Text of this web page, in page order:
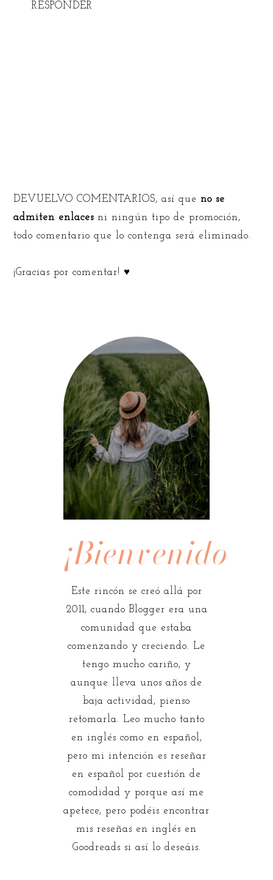
RESPONDER
DEVUELVO COMENTARIOS, así queno se
admiten enlaces ni ningún tipo de promoción,
todo comentario que lo contenga será eliminado.
¡Gracias por comentar! ♥
¡Bienvenidos!
Este rincón se creó allá por
2011, cuando Blogger era una
comunidad que estaba
comenzando y creciendo. Le
tengo mucho cariño, y
aunque lleva unos años de
baja actividad, pienso
retomarla. Leo mucho tanto
en inglés como en español,
pero mi intención es reseñar
en español por cuestión de
comodidad y porque así me
apetece, pero podéis encontrar
mis reseñas en inglés en
Goodreads si así lo deseáis.